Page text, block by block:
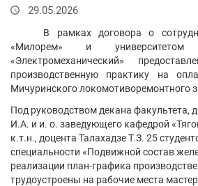
29.05.2026
В рамках договора о
«Милорем» и университетом
«Электромеханический»
производственную практику на
Мичуринского локомотиворемонтного
Под руководством декана факультета,
И.А. и и. о. заведующего кафедрой
к.т.н., доцента Талахадзе Т.З. 25
специальности «Подвижной состав
реализации план-графика
трудоустроены на рабочие места